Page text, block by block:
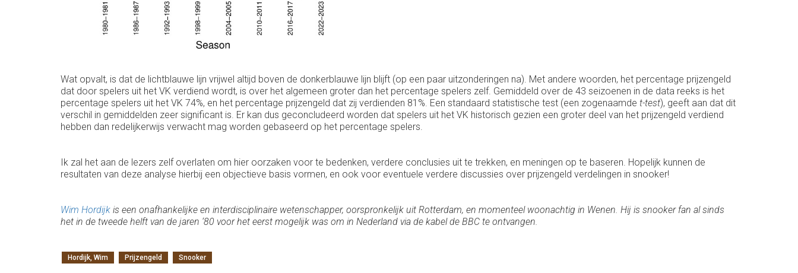
Wat opvalt, is dat de lichtblauwe lijn vrijwel altijd boven de donkerblauwe lijn blijft (op een paar uitzonderingen na). Met andere woorden, het percentage prijzengeld
dat door spelers uit het VK verdiend wordt, is over het algemeen groter dan het percentage spelers zelf. Gemiddeld over de 43 seizoenen in de data reeks is het
percentage spelers uit het VK 74%, en het percentage prijzengeld dat zij verdienden 81%. Een standaard statistische test (een zogenaamde t-test), geeft aan dat dit
verschil in gemiddelden zeer significant is. Er kan dus geconcludeerd worden dat spelers uit het VK historisch gezien een groter deel van het prijzengeld verdiend
hebben dan redelijkerwijs verwacht mag worden gebaseerd op het percentage spelers.
Ik zal het aan de lezers zelf overlaten om hier oorzaken voor te bedenken, verdere conclusies uit te trekken, en meningen op te baseren. Hopelijk kunnen de
resultaten van deze analyse hierbij een objectieve basis vormen, en ook voor eventuele verdere discussies over prijzengeld verdelingen in snooker!
Wim Hordijk is een onafhankelijke en interdisciplinaire wetenschapper, oorspronkelijk uit Rotterdam, en momenteel woonachtig in Wenen. Hij is snooker fan al sinds
het in de tweede helft van de jaren ‘80 voor het eerst mogelijk was om in Nederland via de kabel de BBC te ontvangen.
Hordijk, Wim Prijzengeld Snooker